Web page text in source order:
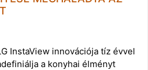
InstaView innovációja tíz évvel
a konyhai élményt